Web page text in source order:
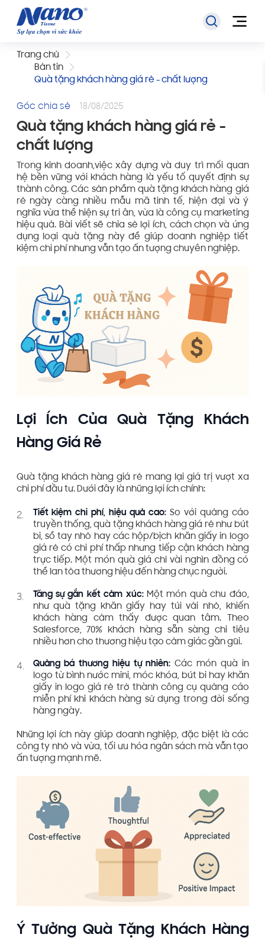
Trang chủ
Bản tin
Quà tặng khách hàng giá rẻ - chất lượng
Góc chia sẻ 18/08/2025
Quà tặng khách hàng giá rẻ -
chất lượng
Trong kinh doanh,việc xây dựng và duy trì mối quan
hệ bền vững với khách hàng là yếu tố quyết định sự
thành công. Các sản phẩm quà tặng khách hàng giá
rẻ ngày càng nhiều mẫu mã tinh tế, hiện đại và ý
nghĩa vừa thể hiện sự tri ân, vừa là công cụ marketing
hiệu quả. Bài viết sẽ chia sẻ lợi ích, cách chọn và ứng
dụng loại quà tặng này để giúp doanh nghiệp tiết
kiệm chi phí nhưng vẫn tạo ấn tượng chuyên nghiệp.
Lợi Ích Của Quà Tặng Khách
Hàng Giá Rẻ
Quà tặng khách hàng giá rẻ mang lại giá trị vượt xa
chi phí đầu tư. Dưới đây là những lợi ích chính:
Tiết kiệm chi phí, hiệu quả cao:So với quảng cáo
truyền thống, quà tặng khách hàng giá rẻ như bút
bi, sổ tay nhỏ hay các hộp/bịch khăn giấy in logo
giá rẻ có chi phí thấp nhưng tiếp cận khách hàng
trực tiếp. Một món quà giá chỉ vài nghìn đồng có
thể lan tỏa thương hiệu đến hàng chục người.
Tăng sự gắn kết cảm xúc:Một món quà chu đáo,
như quà tặng khăn giấy hay túi vải nhỏ, khiến
khách hàng cảm thấy được quan tâm. Theo
Salesforce, 70% khách hàng sẵn sàng chi tiêu
nhiều hơn cho thương hiệu tạo cảm giác gần gũi.
Quảng bá thương hiệu tự nhiên: Các món quà in
logo từ bình nước mini, móc khóa, bút bi hay khăn
giấy in logo giá rẻ trở thành công cụ quảng cáo
miễn phí khi khách hàng sử dụng trong đời sống
hàng ngày.
Những lợi ích này giúp doanh nghiệp, đặc biệt là các
công ty nhỏ và vừa, tối ưu hóa ngân sách mà vẫn tạo
ấn tượng mạnh mẽ.
Ý Tưởng Quà Tặng Khách Hàng